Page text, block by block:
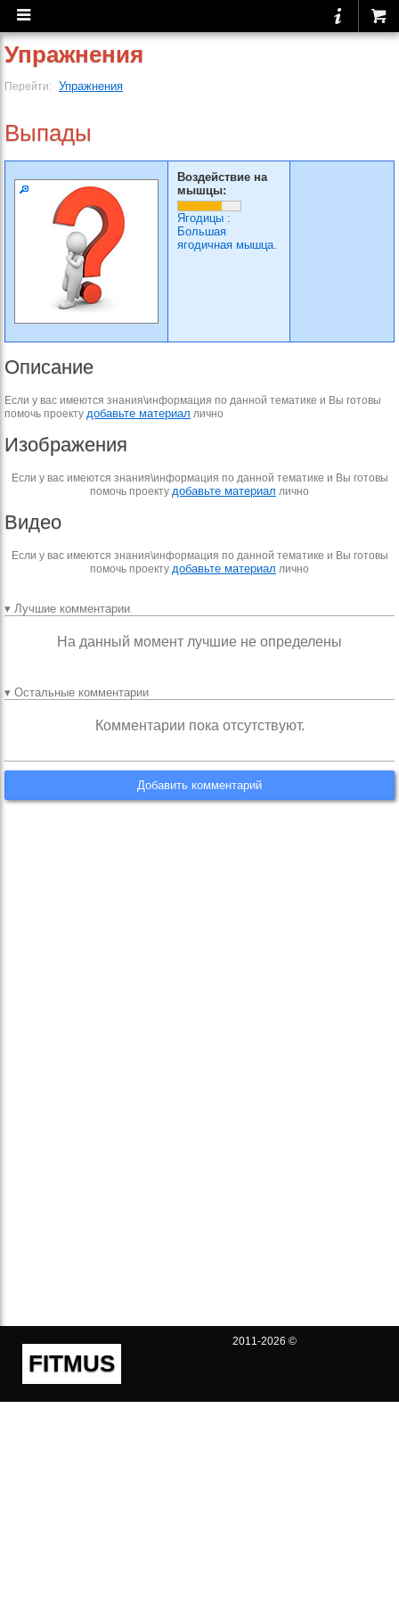
Упражнения
Перейти: Упражнения
Выпады
Воздействие на
мышцы:
Ягодицы :
Большая
ягодичная мышца.
Описание
Если у вас имеются знания\информация по данной тематике и Вы готовы
помочь проекту добавьте материал лично
Изображения
Если у вас имеются знания\информация по данной тематике и Вы готовы
помочь проекту добавьте материал лично
Видео
Если у вас имеются знания\информация по данной тематике и Вы готовы
помочь проекту добавьте материал лично
▾ Лучшие комментарии
На данный момент лучшие не определены
▾ Остальные комментарии
Комментарии пока отсутствуют.
Добавить комментарий
FITMUS
2011-2026 ©